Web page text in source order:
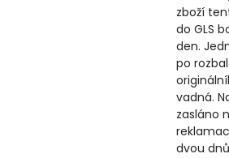
zboží
do GLS
den.
po
vadná.
zasláno
dvou